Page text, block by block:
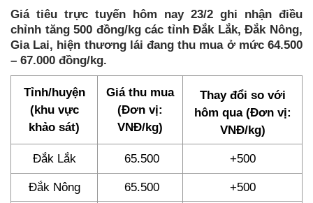
Giá tiêu trực tuyến hôm nay 23/2 ghi nhận điều
chỉnh tăng 500 đồng/kg các tỉnh Đắk Lắk, Đắk Nông,
Gia Lai, hiện thương lái đang thu mua ở mức 64.500
– 67.000 đồng/kg.
Tỉnh/huyện
(khu vực
khảo sát)
Giá thu mua
(Đơn vị:
VNĐ/kg)
Thay đổi so với
hôm qua (Đơn vị:
VNĐ/kg)
Đắk Lắk 65.500 +500
Đắk Nông 65.500 +500